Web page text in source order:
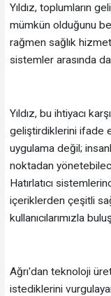
Yıldız, toplumların
mümkün olduğunu
rağmen sağlık
sistemler arasında
Yıldız, bu ihtiyacı
geliştirdiklerini ifade
uygulama değil;
noktadan
Hatırlatıcı
içeriklerden çeşitli
kullanıcılarımızla
Ağrı'dan teknoloji
istediklerini